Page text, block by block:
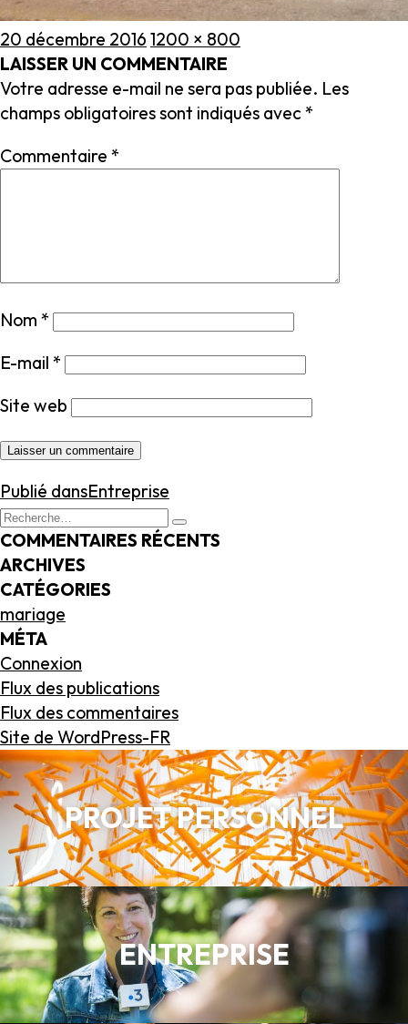
Publié
le
20 décembre 2016 Taille
réelle
1200 × 800
LAISSER UN COMMENTAIRE
Votre adresse e-mail ne sera pas publiée. Les
champs obligatoires sont indiqués avec*
Commentaire *
Nom *
E-mail *
Site web
NAVIGATION
DE
L’ARTICLE
Publié dansEntreprise
Recherche
pour
:
Recherche
COMMENTAIRES RÉCENTS
ARCHIVES
CATÉGORIES
mariage
MÉTA
Connexion
Flux des publications
Flux des commentaires
Site de WordPress-FR
PROJET PERSONNEL
ENTREPRISE